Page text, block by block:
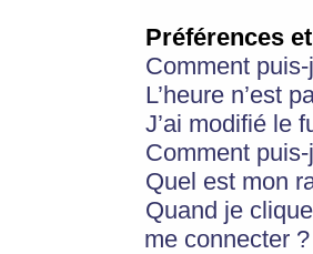
Préférences
Comment
L’heure n’est
J’ai modifié le
Comment
Quel est mon
Quand je
me connecter ?